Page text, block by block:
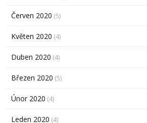
Červen 2020 (5)
Květen 2020 (4)
Duben 2020 (4)
Březen 2020 (5)
Únor 2020 (4)
Leden 2020 (4)